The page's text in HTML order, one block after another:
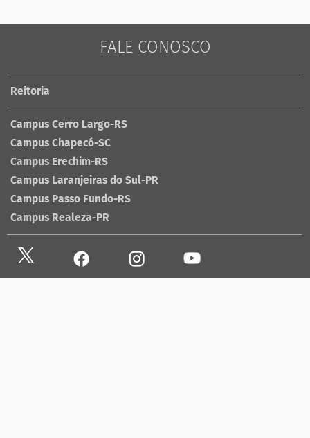
FALE CONOSCO
Reitoria
Campus Cerro Largo-RS
Campus Chapecó-SC
Campus Erechim-RS
Campus Laranjeiras do Sul-PR
Campus Passo Fundo-RS
Campus Realeza-PR